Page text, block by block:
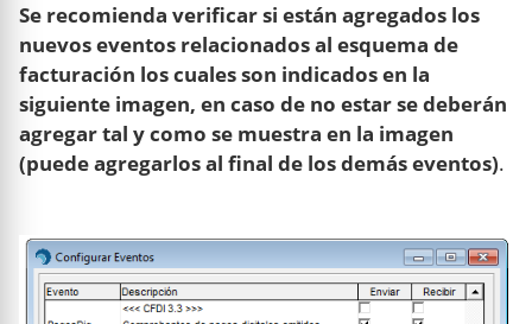
Se recomienda verificar si están agregados los
nuevos eventos relacionados al esquema de
facturación los cuales son indicados en la
siguiente imagen, en caso de no estar se deberán
agregar tal y como se muestra en la imagen
(puede agregarlos al final de los demás eventos).